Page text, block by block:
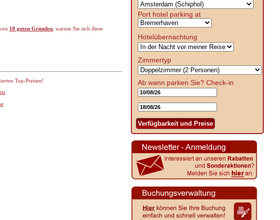
10 guten Gründen , warum Sie sich diese
Top-Preisen!
Port hotel parking at
Hotelübernachtung
Zimmertyp
Ab wann parken Sie? Check-in
Verfügbarkeit und Preise